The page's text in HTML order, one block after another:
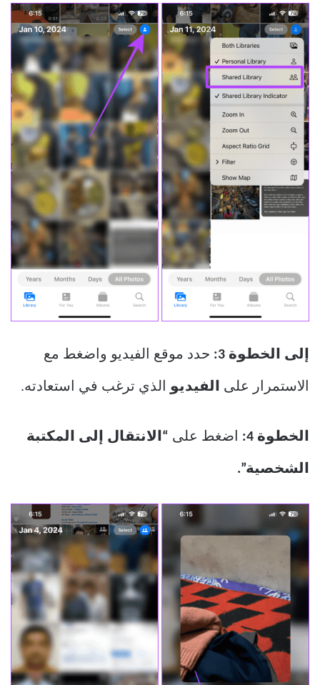
إلى الخطوة 3: حدد موقع الفيديو واضغط مع
الاستمرار على الفيديو الذي ترغب في استعادته.
الخطوة 4: اضغط على “الانتقال إلى المكتبة
الشخصية”.